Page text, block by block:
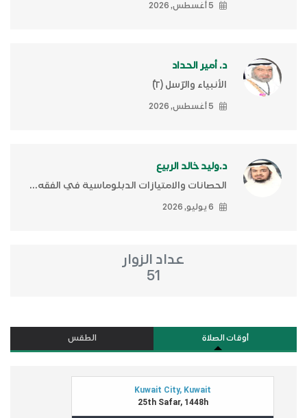
5 أغسطس, 2026
د. أمير الحداد
الأنبياء والرّسل (٢)ّ
5 أغسطس, 2026
د.وليد خالد الربيع
الحصانات والامتيازات الدبلوماسية في الفقه...
6 يوليو, 2026
عداد الزوار
51
أوقات الصلاة الطقس